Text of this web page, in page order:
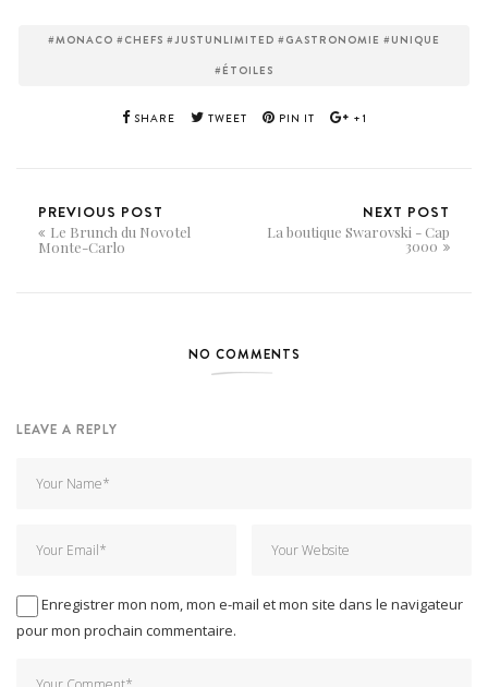
#MONACO #CHEFS #JUSTUNLIMITED #GASTRONOMIE #UNIQUE
#ÉTOILES
SHARE TWEET PIN IT +1
PREVIOUS POST
Le Brunch du Novotel
Monte-Carlo
NEXT POST
La boutique Swarovski - Cap
3000
NO COMMENTS
LEAVE A REPLY
Enregistrer mon nom, mon e-mail et mon site dans le navigateur
pour mon prochain commentaire.